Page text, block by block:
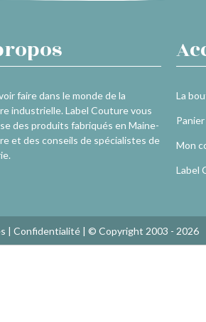
faire dans le monde de la
industrielle. Label Couture vous
des produits fabriqués en Maine-
et des conseils de spécialistes de
La
Panier
Mon
Label
| Confidentialité| © Copyright 2003 - 2026